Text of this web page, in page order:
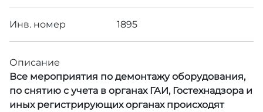
Инв. номер 1895
Описание
Все мероприятия по демонтажу оборудования,
по снятию с учета в органах ГАИ, Гостехнадзора и
иных регистрирующих органах происходят